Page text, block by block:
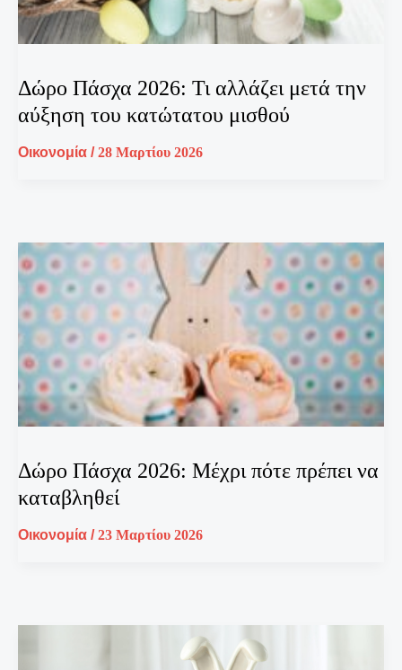
Δώρο Πάσχα 2026: Τι αλλάζει μετά την
αύξηση του κατώτατου μισθού
Οικονομία /28 Μαρτίου 2026
Δώρο Πάσχα 2026: Μέχρι πότε πρέπει να
καταβληθεί
Οικονομία /23 Μαρτίου 2026